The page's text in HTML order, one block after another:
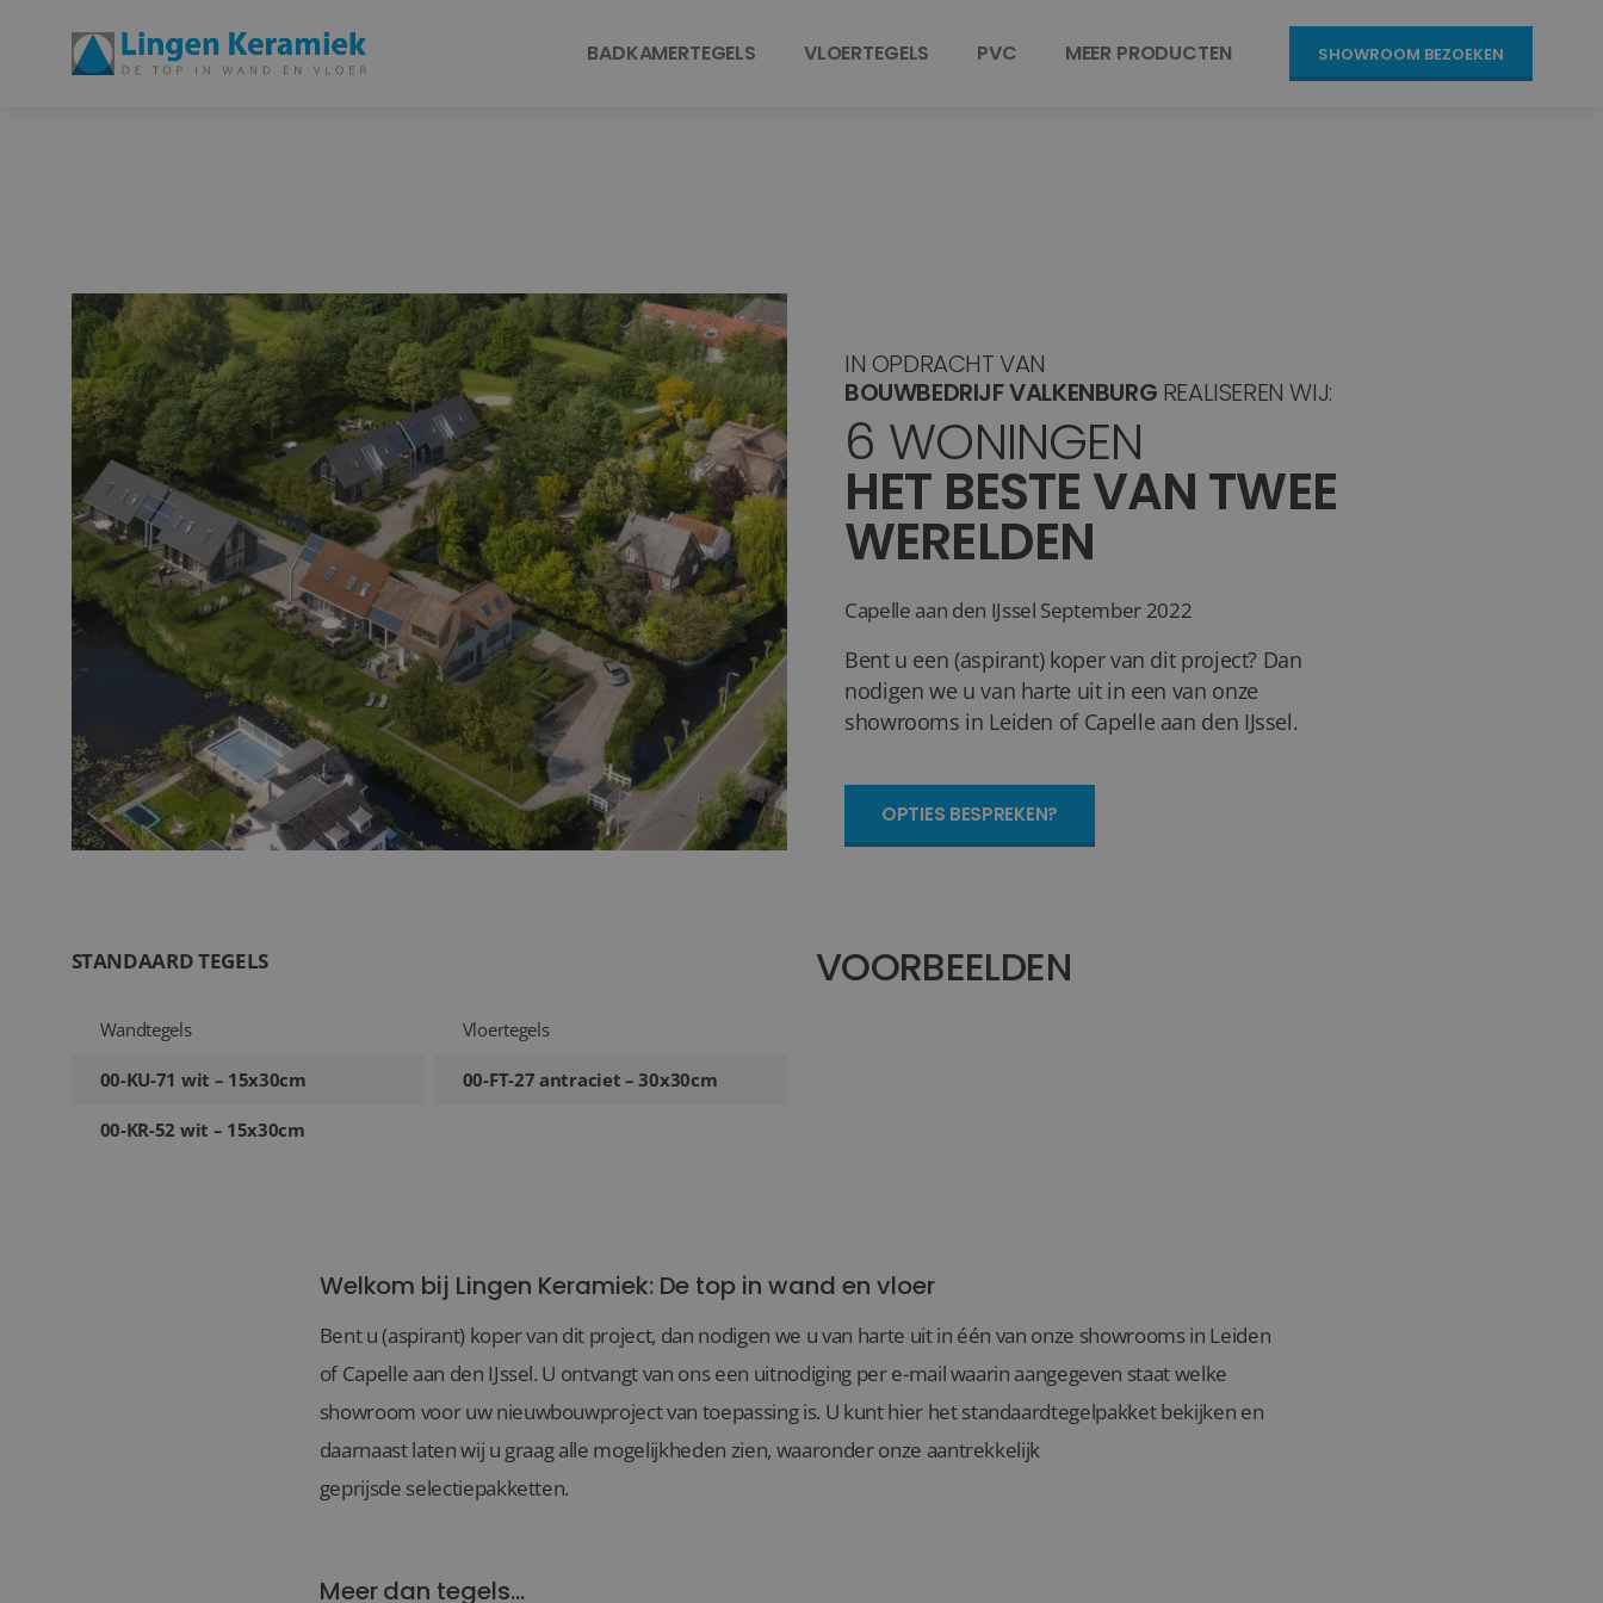
BADKAMERTEGELS VLOERTEGELS PVC MEER PRODUCTEN SHOWROOM BEZOEKEN
IN OPDRACHT VAN
BOUWBEDRIJF VALKENBURG REALISEREN WIJ:
6 WONINGEN
HET BESTE VAN TWEE
WERELDEN
Capelle aan den IJssel September 2022
Bent u een (aspirant) koper van dit project? Dan
nodigen we u van harte uit in een van onze
showrooms in Leiden of Capelle aan den IJssel.
OPTIES BESPREKEN?
STANDAARD TEGELS
Wandtegels
00-KU-71 wit – 15x30cm
00-KR-52 wit – 15x30cm
Vloertegels
00-FT-27 antraciet – 30x30cm
VOORBEELDEN
Welkom bij Lingen Keramiek: De top in wand en vloer
Bent u (aspirant) koper van dit project, dan nodigen we u van harte uit in één van onze showrooms in Leiden
of Capelle aan den IJssel. U ontvangt van ons een uitnodiging per e-mail waarin aangegeven staat welke
showroom voor uw nieuwbouwproject van toepassing is. U kunt hier het standaardtegelpakket bekijken en
daarnaast laten wij u graag alle mogelijkheden zien, waaronder onze aantrekkelijk
geprijsde selectiepakketten.
Meer dan tegels...